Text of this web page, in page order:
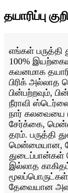
தயாரிப்பு
எங்கள் பருத்தி
100%
கவனமாக
பிரிக் அல்லாத
பின்பற்றவும்,
நீராவி
நார் கலவையை
சேர்க்கை,
தரம். பருத்தி
மென்மையான,
துடைப்பான்கள்
இல்லாத
மூலப்பொருட்கள்,
தேவையான